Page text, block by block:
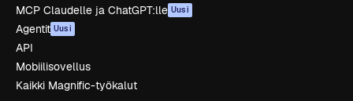
MCP Claudelle ja ChatGPT:lle Uusi
Agentit Uusi
API
Mobiilisovellus
Kaikki Magnific-työkalut